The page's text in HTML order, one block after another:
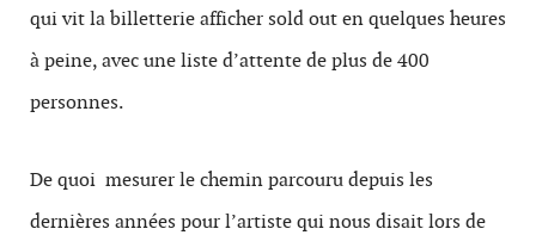
qui vit la billetterie afficher sold out en quelques heures
à peine, avec une liste d’attente de plus de 400
personnes.
De quoi mesurer le chemin parcouru depuis les
dernières années pour l’artiste qui nous disait lors de